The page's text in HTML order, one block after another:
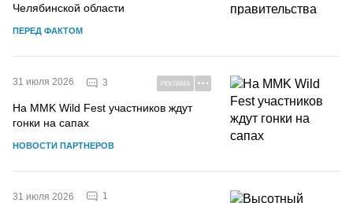
Челябинской области
ПЕРЕД ФАКТОМ
31 июля 2026 3 РЕКЛАМА
На MMK Wild Fest участников ждут
гонки на сапах
НОВОСТИ ПАРТНЕРОВ
31 июля 2026 1